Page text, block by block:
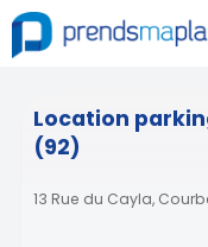
Location
(92)
13 Rue du Cayla,